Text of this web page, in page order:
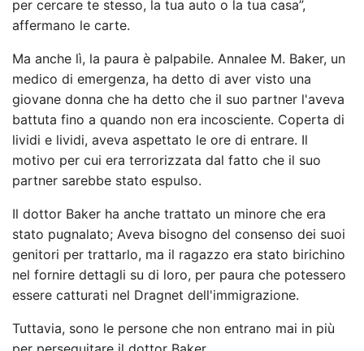
per cercare te stesso, la tua auto o la tua casa”,
affermano le carte.
Ma anche lì, la paura è palpabile. Annalee M. Baker, un
medico di emergenza, ha detto di aver visto una
giovane donna che ha detto che il suo partner l'aveva
battuta fino a quando non era incosciente. Coperta di
lividi e lividi, aveva aspettato le ore di entrare. Il
motivo per cui era terrorizzata dal fatto che il suo
partner sarebbe stato espulso.
Il dottor Baker ha anche trattato un minore che era
stato pugnalato; Aveva bisogno del consenso dei suoi
genitori per trattarlo, ma il ragazzo era stato birichino
nel fornire dettagli su di loro, per paura che potessero
essere catturati nel Dragnet dell'immigrazione.
Tuttavia, sono le persone che non entrano mai in più